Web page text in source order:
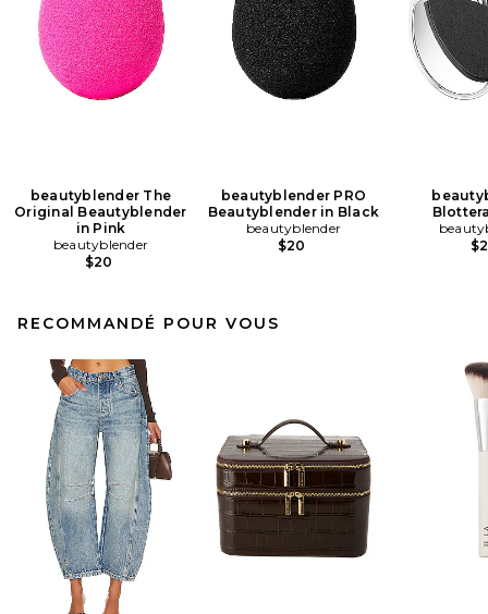
beautyblender The
Original Beautyblender
in Pink
beautyblender
$20
beautyblender PRO
Beautyblender in Black
beautyblender
$20
RECOMMANDÉ POUR VOUS